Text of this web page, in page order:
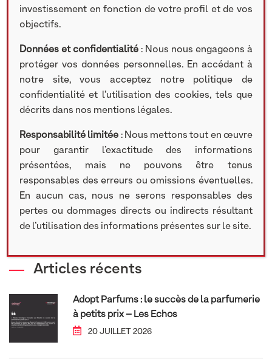
Search
Catégories
Communiqué de presse
Recrutement
Nos participations
Lettre d'information
Vidéos
Articles récents
Adopt Parfums : le succès de la parfumerie
à petits prix – Les Echos
20 JUILLET 2026
investissement en fonction de votre profil et de vos
objectifs.
Données et confidentialité : Nous nous engageons à
protéger vos données personnelles. En accédant à
notre site, vous acceptez notre politique de
confidentialité et l’utilisation des cookies, tels que
décrits dans nos mentions légales.
Responsabilité limitée : Nous mettons tout en œuvre
pour garantir l’exactitude des informations
présentées, mais ne pouvons être tenus
responsables des erreurs ou omissions éventuelles.
En aucun cas, nous ne serons responsables des
pertes ou dommages directs ou indirects résultant
de l’utilisation des informations présentes sur le site.